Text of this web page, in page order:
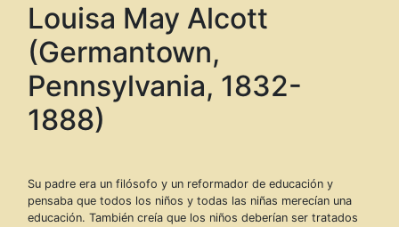
Louisa May Alcott
(Germantown,
Pennsylvania, 1832-
1888)
Su padre era un filósofo y un reformador de educación y
pensaba que todos los niños y todas las niñas merecían una
educación. También creía que los niños deberían ser tratados